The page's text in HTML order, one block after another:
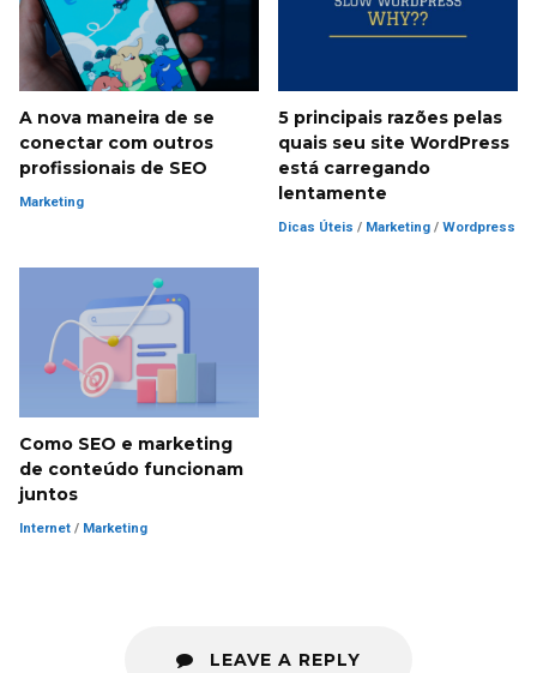
A nova maneira de se
conectar com outros
profissionais de SEO
Marketing
5 principais razões pelas
quais seu site WordPress
está carregando
lentamente
Dicas Úteis / Marketing / Wordpress
Como SEO e marketing
de conteúdo funcionam
juntos
Internet / Marketing
LEAVE A REPLY